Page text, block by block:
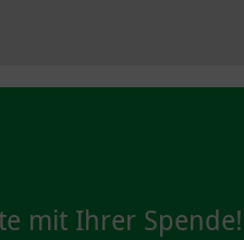
mit Ihrer Spende!